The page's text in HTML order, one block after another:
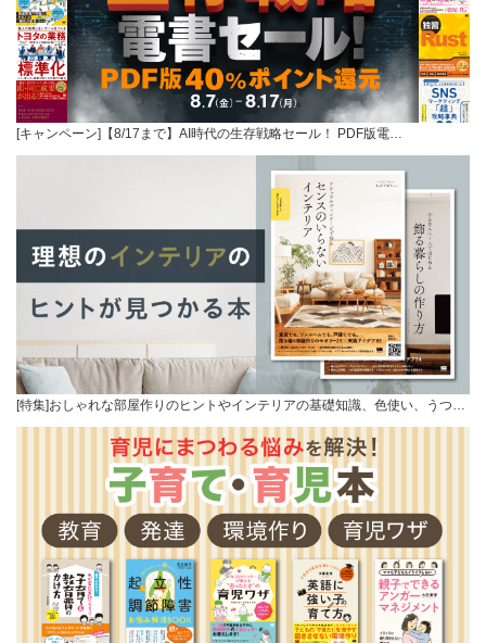
[キャンペーン]【8/17まで】AI時代の生存戦略セール！ PDF版電…
[特集]おしゃれな部屋作りのヒントやインテリアの基礎知識、色使い、うつ…